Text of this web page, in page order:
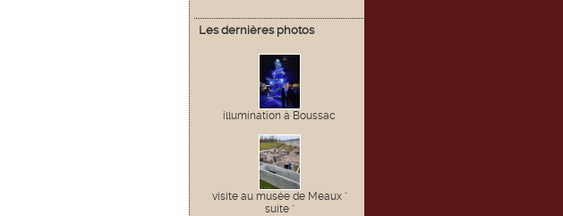
Les dernières photos
illumination à Boussac
visite au musée de Meaux "
suite "